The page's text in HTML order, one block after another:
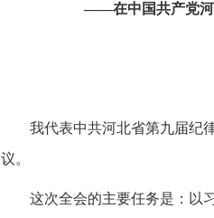
——在中国共产党河
我代表中共河北省第九届纪
议。
这次全会的主要任务是：以